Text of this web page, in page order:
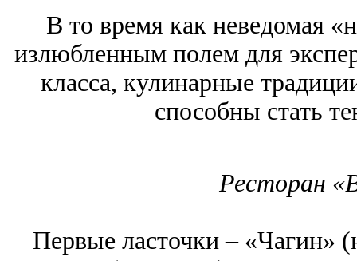
В то время как неведомая
излюбленным полем для
класса, кулинарные
способны стать
Ресторан
Первые ласточки ‒ «Чагин»